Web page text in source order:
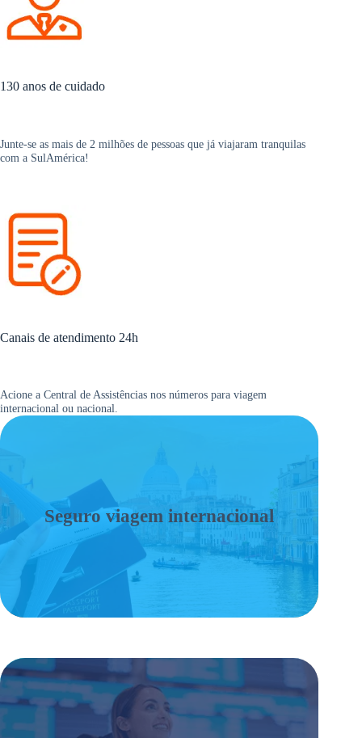
130 anos de cuidado
Junte-se as mais de 2 milhões de pessoas que já viajaram tranquilas
com a SulAmérica!
Canais de atendimento 24h
Acione a Central de Assistências nos números para viagem
internacional ou nacional.
Seguro viagem internacional